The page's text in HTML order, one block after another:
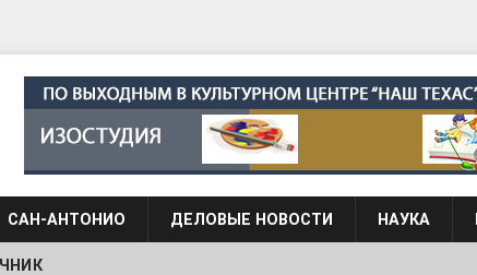
САН-АНТОНИО ДЕЛОВЫЕ НОВОСТИ НАУКА